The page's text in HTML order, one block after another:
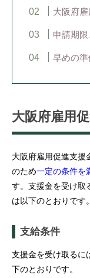
大阪府
申請期
早めの
大阪府雇用
大阪府雇用促進支援
のため一定の条件を
す。支援金を受け取
は以下のとおりです。
支給条件
支援金を受け取るに
下のとおりです。